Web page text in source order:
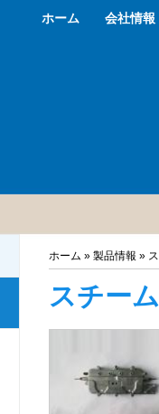
ホーム 会社情報
ホーム » 製品情報 »
スチー